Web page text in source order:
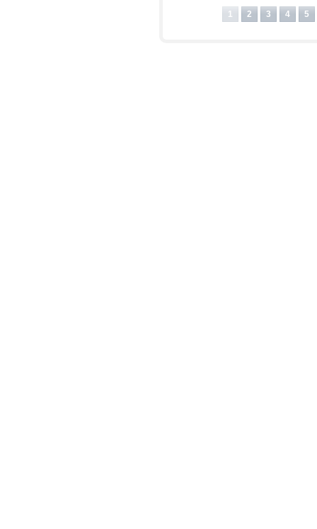
электронная почта?
1 2 3 4 5